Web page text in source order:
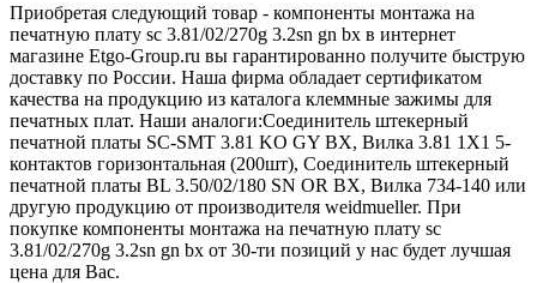
Приобретая следующий товар - компоненты монтажа на
печатную плату sc 3.81/02/270g 3.2sn gn bx в интернет
магазине Etgo-Group.ru вы гарантированно получите быструю
доставку по России. Наша фирма обладает сертификатом
качества на продукцию из каталога клеммные зажимы для
печатных плат. Наши аналоги:Соединитель штекерный
печатной платы SC-SMT 3.81 KO GY BX, Вилка 3.81 1X1 5-
контактов горизонтальная (200шт), Соединитель штекерный
печатной платы BL 3.50/02/180 SN OR BX, Вилка 734-140 или
другую продукцию от производителя weidmueller. При
покупке компоненты монтажа на печатную плату sc
3.81/02/270g 3.2sn gn bx от 30-ти позиций у нас будет лучшая
цена для Вас.